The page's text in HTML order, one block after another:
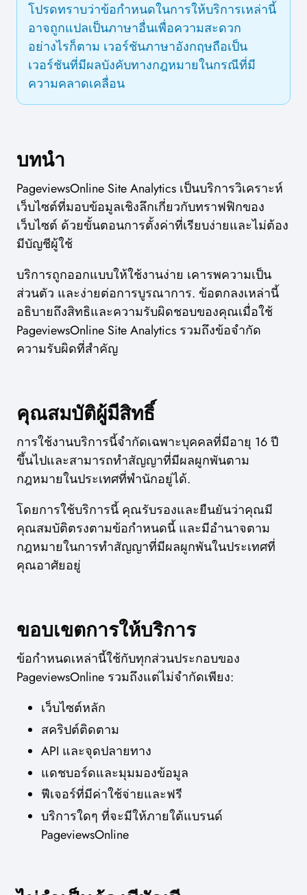
โปรดทราบว่าข้อกำหนดในการให้บริการเหล่านี้
อาจถูกแปลเป็นภาษาอื่นเพื่อความสะดวก
อย่างไรก็ตาม เวอร์ชันภาษาอังกฤษถือเป็น
เวอร์ชันที่มีผลบังคับทางกฎหมายในกรณีที่มี
ความคลาดเคลื่อน
บทนำ
PageviewsOnline Site Analytics เป็นบริการวิเคราะห์
เว็บไซต์ที่มอบข้อมูลเชิงลึกเกี่ยวกับทราฟฟิกของ
เว็บไซต์ ด้วยขั้นตอนการตั้งค่าที่เรียบง่ายและไม่ต้อง
มีบัญชีผู้ใช้
บริการถูกออกแบบให้ใช้งานง่าย เคารพความเป็น
ส่วนตัว และง่ายต่อการบูรณาการ. ข้อตกลงเหล่านี้
อธิบายถึงสิทธิและความรับผิดชอบของคุณเมื่อใช้
PageviewsOnline Site Analytics รวมถึงข้อจำกัด
ความรับผิดที่สำคัญ
คุณสมบัติผู้มีสิทธิ์
การใช้งานบริการนี้จำกัดเฉพาะบุคคลที่มีอายุ 16 ปี
ขึ้นไปและสามารถทำสัญญาที่มีผลผูกพันตาม
กฎหมายในประเทศที่พำนักอยู่ได้.
โดยการใช้บริการนี้ คุณรับรองและยืนยันว่าคุณมี
คุณสมบัติตรงตามข้อกำหนดนี้ และมีอำนาจตาม
กฎหมายในการทำสัญญาที่มีผลผูกพันในประเทศที่
คุณอาศัยอยู่
ขอบเขตการให้บริการ
ข้อกำหนดเหล่านี้ใช้กับทุกส่วนประกอบของ
PageviewsOnline รวมถึงแต่ไม่จำกัดเพียง:
เว็บไซต์หลัก
สคริปต์ติดตาม
API และจุดปลายทาง
แดชบอร์ดและมุมมองข้อมูล
ฟีเจอร์ที่มีค่าใช้จ่ายและฟรี
บริการใดๆ ที่จะมีให้ภายใต้แบรนด์
PageviewsOnline